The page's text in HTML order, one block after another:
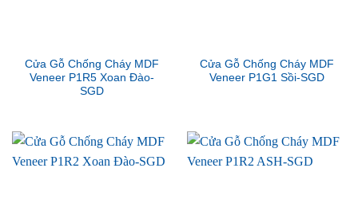
Cửa Gỗ Chống Cháy MDF
Veneer P1R5 Xoan Đào-
SGD
Cửa Gỗ Chống Cháy MDF
Veneer P1G1 Sồi-SGD